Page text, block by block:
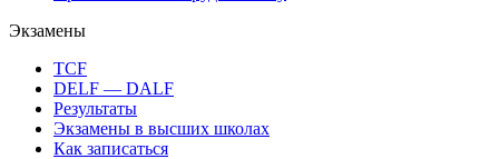
Экзамены
TCF
DELF — DALF
Результаты
Экзамены в высших школах
Как записаться